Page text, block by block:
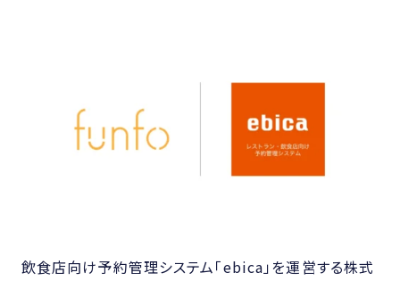
飲食店向け予約管理システム「ebica」を運営する株式